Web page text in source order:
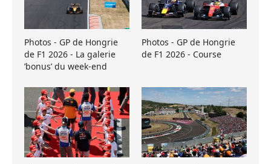
Photos - GP de Hongrie
de F1 2026 - La galerie
’bonus’ du week-end
Photos - GP de Hongrie
de F1 2026 - Course